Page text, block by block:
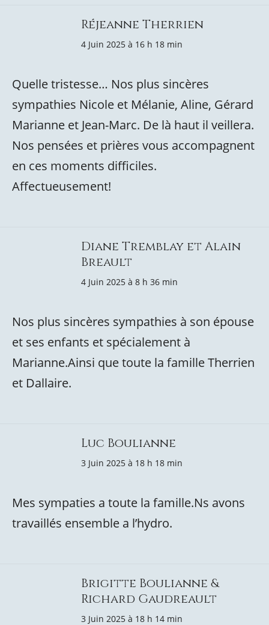
Réjeanne Therrien
4 Juin 2025 à 16 h 18 min
Quelle tristesse… Nos plus sincères
sympathies Nicole et Mélanie, Aline, Gérard
Marianne et Jean-Marc. De là haut il veillera.
Nos pensées et prières vous accompagnent
en ces moments difficiles.
Affectueusement!
Diane Tremblay et Alain
Breault
4 Juin 2025 à 8 h 36 min
Nos plus sincères sympathies à son épouse
et ses enfants et spécialement à
Marianne.Ainsi que toute la famille Therrien
et Dallaire.
Luc Boulianne
3 Juin 2025 à 18 h 18 min
Mes sympaties a toute la famille.Ns avons
travaillés ensemble a l’hydro.
Brigitte Boulianne &
Richard Gaudreault
3 Juin 2025 à 18 h 14 min